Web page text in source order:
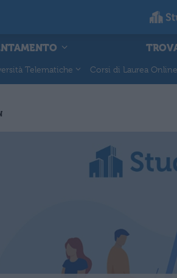
Telematiche Corsi di Laurea Online